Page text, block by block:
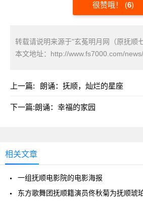
很赞哦！ (6)
转载请说明来源于"玄菟明月网（原抚顺
本文地址： http://www.fs7000.com/
上一篇: 朗诵：抚顺，灿烂的星座
下一篇:朗诵：幸福的家园
相关文章
一组抚顺电影院的电影海报
东方歌舞团抚顺籍演员佟秋菊为抚顺琥